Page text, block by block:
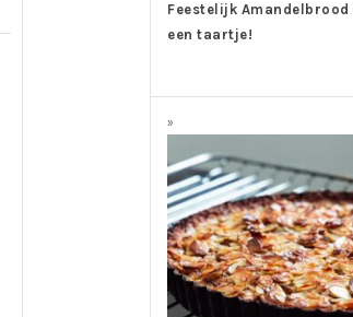
Feestelijk Amandelbrood
een taartje!